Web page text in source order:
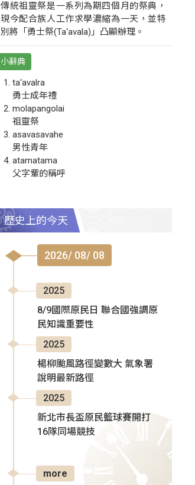
傳統祖靈祭是一系列為期四個月的祭典，
現今配合族人工作求學濃縮為一天，並特
別將「勇士祭(Ta‘avala)」凸顯辦理。
小辭典
ta‘avalra
勇士成年禮
molapangolai
祖靈祭
asavasavahe
男性青年
atamatama
父字輩的稱呼
歷史上的今天
2026/ 08/ 08
2025
8/9國際原民日 聯合國強調原
民知識重要性
2025
楊柳颱風路徑變數大 氣象署
說明最新路徑
2025
新北市長盃原民籃球賽開打
16隊同場競技
more